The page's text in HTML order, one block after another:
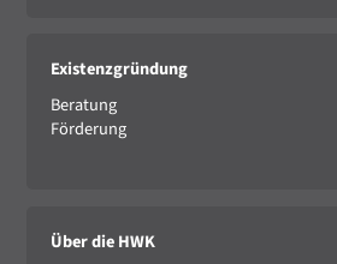
Existenzgründung
Beratung
Förderung
Über die HWK